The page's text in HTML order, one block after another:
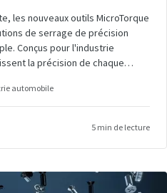
les nouveaux outils MicroTorque
de serrage de précision
Conçus pour l'industrie
la précision de chaque
produits, dans cette série de
l'outil ETD MT et de sa station
automobile
5 min de lecture